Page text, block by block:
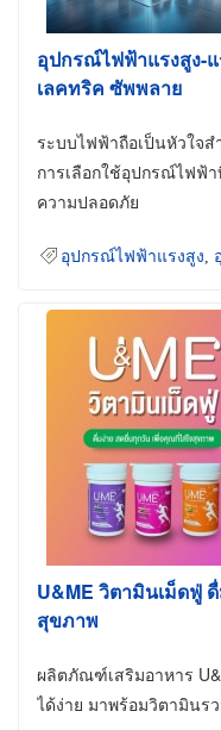
อุปกรณ์ไฟฟ้าแรงสูง-
เลคทริค ซัพพลาย
ระบบไฟฟ้าถือเป็นหัวใจ
การเลือกใช้อุปกรณ์ไฟฟ้
ความปลอดภัย
อุปกรณ์ไฟฟ้าแรงสูง
U&ME วิตามินเม็ดฟู่
สุขภาพ
ผลิตภัณฑ์เสริมอาหาร
ได้ง่าย มาพร้อมวิตามินร